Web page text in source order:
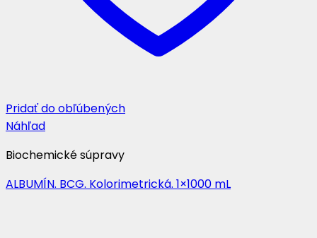
Pridať do obľúbených
Náhľad
Biochemické súpravy
ALBUMÍN. BCG. Kolorimetrická. 1×1000 mL